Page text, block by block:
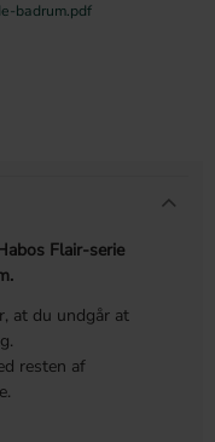
badrum.pdf
Flair-serie
at du undgår at
resten af